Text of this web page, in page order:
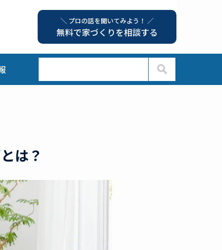
＼ プロの話を聞いてみよう！ ／
無料で家づくりを相談する
は？